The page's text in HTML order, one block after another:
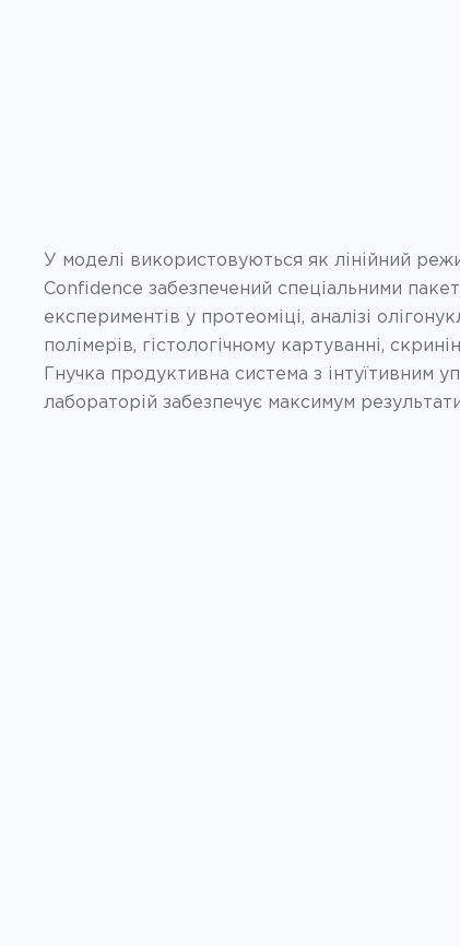
У моделі використовуються як лінійний
Confidence забезпечений спеціальними
експериментів у протеоміці, аналізі
полімерів, гістологічному картуванні,
Гнучка продуктивна система з інтуїтивним
лабораторій забезпечує максимум